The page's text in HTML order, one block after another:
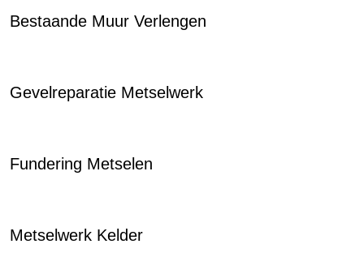
Bestaande Muur Verlengen
Gevelreparatie Metselwerk
Fundering Metselen
Metselwerk Kelder